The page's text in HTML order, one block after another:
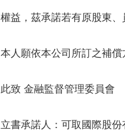
權益，茲承諾若有原股東
本人願依本公司所訂之補償
此致 金融監督管理委員會
立書承諾人：可取國際股份